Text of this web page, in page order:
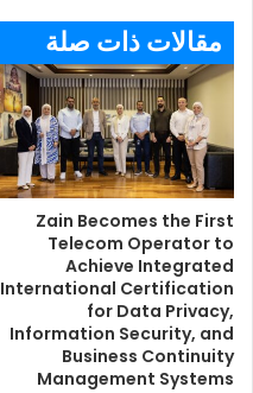
مقالات ذات صلة
Zain Becomes the First
Telecom Operator to
Achieve Integrated
International Certification
for Data Privacy,
Information Security, and
Business Continuity
Management Systems